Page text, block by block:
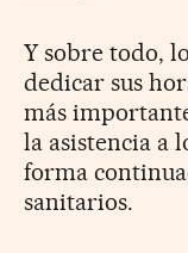
Y sobre todo,
dedicar sus
más
la asistencia a
forma
sanitarios.